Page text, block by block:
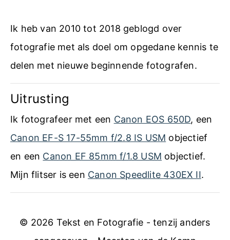
a
n
d
l
i
d
i
n
g
n
Ik heb van 2010 tot 2018 geblogd over
fotografie met als doel om opgedane kennis te
delen met nieuwe beginnende fotografen.
Uitrusting
Ik fotografeer met een Canon EOS 650D, een
Canon EF-S 17-55mm f/2.8 IS USM objectief
en een Canon EF 85mm f/1.8 USM objectief.
Mijn flitser is een Canon Speedlite 430EX II.
© 2026 Tekst en Fotografie - tenzij anders